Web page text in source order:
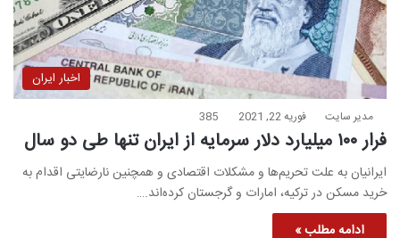
اخبار ایران
مدیر سایت فوریه 22, 2021 385
فرار ۱۰۰ میلیارد دلار سرمایه از ایران تنها طی دو سال
ایرانیان به علت تحریم‌ها و مشکلات اقتصادی و همچنین نارضایتی اقدام به
خرید مسکن در ترکیه، امارات و گرجستان کرده‌اند.…
ادامه مطلب »